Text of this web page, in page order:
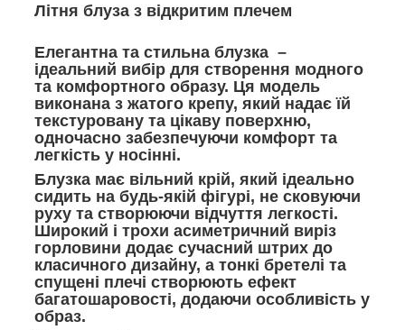
Літня блуза з відкритим плечем
Елегантна та стильна блузка –
ідеальний вибір для створення модного
та комфортного образу. Ця модель
виконана з жатого крепу, який надає їй
текстуровану та цікаву поверхню,
одночасно забезпечуючи комфорт та
легкість у носінні.
Блузка має вільний крій, який ідеально
сидить на будь-якій фігурі, не сковуючи
руху та створюючи відчуття легкості.
Широкий і трохи асиметричний виріз
горловини додає сучасний штрих до
класичного дизайну, а тонкі бретелі та
спущені плечі створюють ефект
багатошаровості, додаючи особливість у
образ.